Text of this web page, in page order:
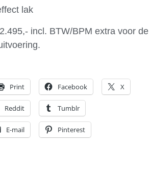
lak
incl. BTW/BPM extra voor de
Print Facebook X
Reddit Tumblr
E-mail Pinterest